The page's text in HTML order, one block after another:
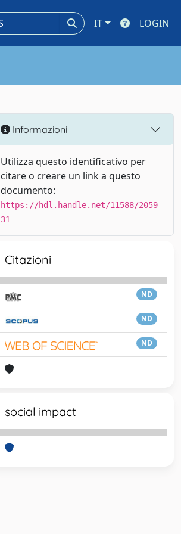
IT LOGIN
Informazioni
Utilizza questo identificativo per
citare o creare un link a questo
documento:
https://hdl.handle.net/11588/2059
31
Citazioni
ND
ND
ND
social impact